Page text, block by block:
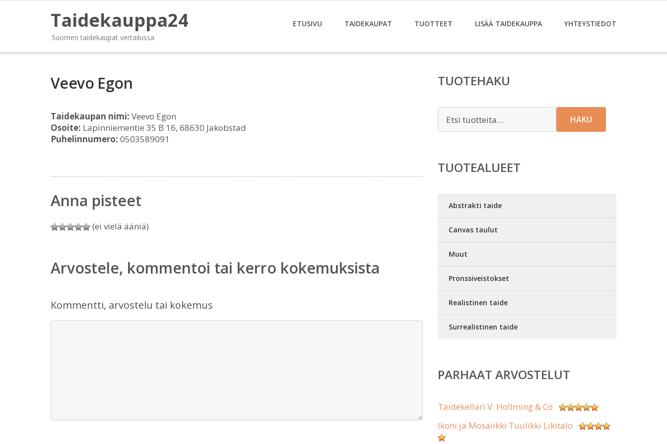
Taidekauppa24
Suomen taidekaupat vertailussa
ETUSIVU TAIDEKAUPAT TUOTTEET LISÄÄ TAIDEKAUPPA YHTEYSTIEDOT
Veevo Egon
Taidekaupan nimi: Veevo Egon
Osoite: Lapinniementie 35 B 16, 68630 Jakobstad
Puhelinnumero: 0503589091
Anna pisteet
(ei vielä ääniä)
Arvostele, kommentoi tai kerro kokemuksista
Kommentti, arvostelu tai kokemus
TUOTEHAKU
HAKU
TUOTEALUEET
Abstrakti taide
Canvas taulut
Muut
Pronssiveistokset
Realistinen taide
Surrealistinen taide
PARHAAT ARVOSTELUT
Taidekellari V. Hollming & Co
Ikoni ja Mosaiikki Tuulikki Likitalo